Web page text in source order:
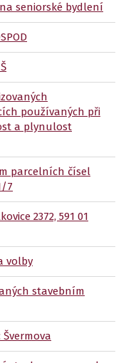
seniorské bydlení
používaných při
a plynulost
parcelních čísel
7
2372, 591 01
volby
stavebním
Švermova